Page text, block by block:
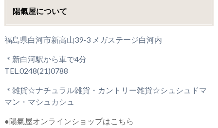
陽氣屋について
福島県白河市新高山39-3 メガステージ白河内
＊新白河駅から車で4分
TEL.0248(21)0788
＊雑貨☆ナチュラル雑貨・カントリー雑貨☆シュシュドマ
マン・マシュカシュ
●陽氣屋オンラインショップはこちら